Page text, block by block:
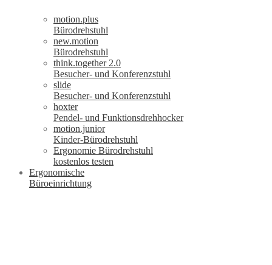
motion.plus
Bürodrehstuhl
new.motion
Bürodrehstuhl
think.together 2.0
Besucher- und Konferenzstuhl
slide
Besucher- und Konferenzstuhl
hoxter
Pendel- und Funktionsdrehhocker
motion.junior
Kinder-Bürodrehstuhl
Ergonomie Bürodrehstuhl
kostenlos testen
Ergonomische
Büroeinrichtung